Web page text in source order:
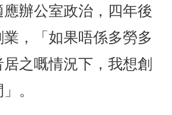
辦公室政治，四年後
，「如果唔係多勞多
之嘅情況下，我想創
。